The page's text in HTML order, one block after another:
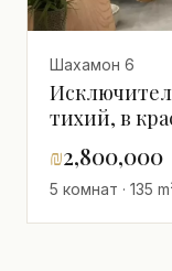
Шахамон 6
тихий, в
балкон с
этаж с
роскошный,
₪2,800,000
5 комнат · 135